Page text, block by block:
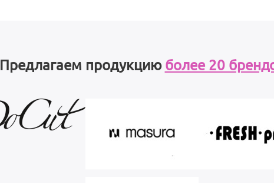
Предлагаем продукцию более 20